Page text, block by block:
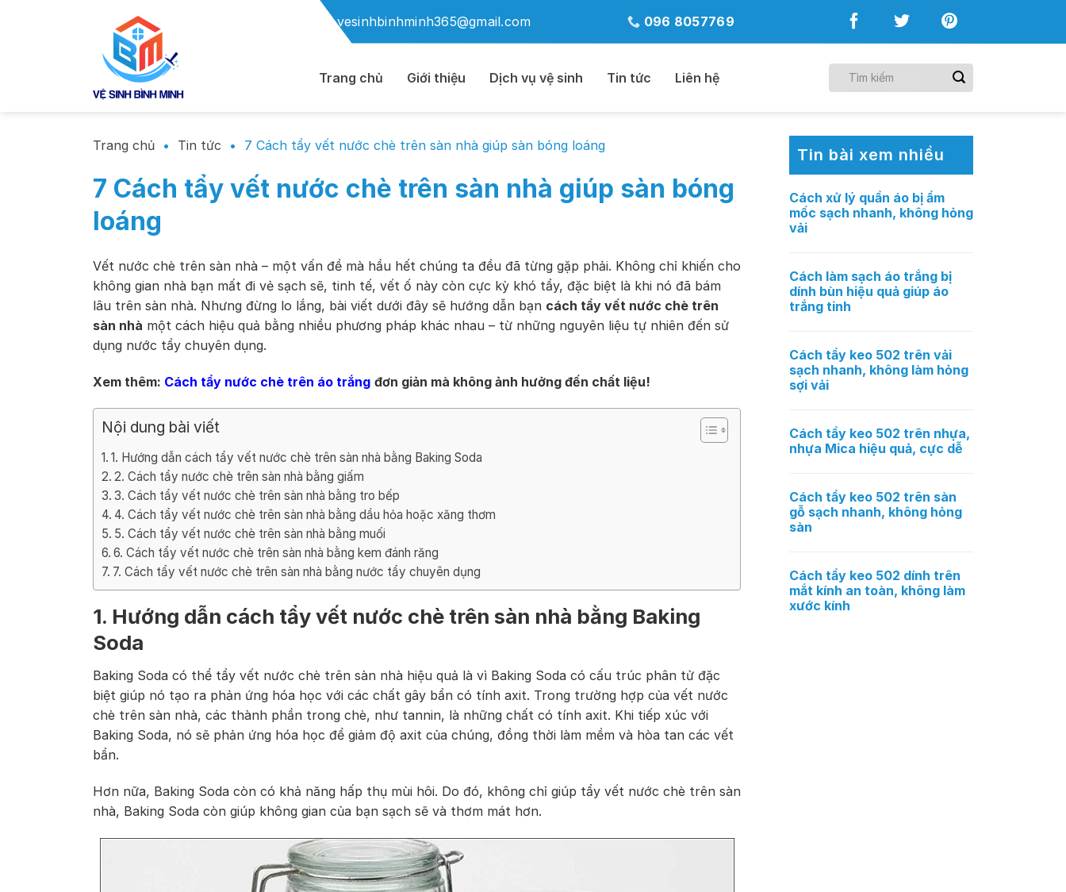
vesinhbinhminh365@gmail.com 096 8057769
Trang chủ Giới thiệu Dịch vụ vệ sinh Tin tức Liên hệ
Trang chủ • Tin tức • 7 Cách tẩy vết nước chè trên sàn nhà giúp sàn bóng loáng
7 Cách tẩy vết nước chè trên sàn nhà giúp sàn bóng
loáng
Vết nước chè trên sàn nhà – một vấn đề mà hầu hết chúng ta đều đã từng gặp phải. Không chỉ khiến cho
không gian nhà bạn mất đi vẻ sạch sẽ, tinh tế, vết ố này còn cực kỳ khó tẩy, đặc biệt là khi nó đã bám
lâu trên sàn nhà. Nhưng đừng lo lắng, bài viết dưới đây sẽ hướng dẫn bạn cách tẩy vết nước chè trên
sàn nhà một cách hiệu quả bằng nhiều phương pháp khác nhau – từ những nguyên liệu tự nhiên đến sử
dụng nước tẩy chuyên dụng.
Xem thêm: Cách tẩy nước chè trên áo trắng đơn giản mà không ảnh hưởng đến chất liệu!
Nội dung bài viết
1. Hướng dẫn cách tẩy vết nước chè trên sàn nhà bằng Baking Soda
2. Cách tẩy nước chè trên sàn nhà bằng giấm
3. Cách tẩy vết nước chè trên sàn nhà bằng tro bếp
4. Cách tẩy vết nước chè trên sàn nhà bằng dầu hỏa hoặc xăng thơm
5. Cách tẩy vết nước chè trên sàn nhà bằng muối
6. Cách tẩy vết nước chè trên sàn nhà bằng kem đánh răng
7. Cách tẩy vết nước chè trên sàn nhà bằng nước tẩy chuyên dụng
1. Hướng dẫn cách tẩy vết nước chè trên sàn nhà bằng Baking
Soda
Baking Soda có thể tẩy vết nước chè trên sàn nhà hiệu quả là vì Baking Soda có cấu trúc phân tử đặc
biệt giúp nó tạo ra phản ứng hóa học với các chất gây bẩn có tính axit. Trong trường hợp của vết nước
chè trên sàn nhà, các thành phần trong chè, như tannin, là những chất có tính axit. Khi tiếp xúc với
Baking Soda, nó sẽ phản ứng hóa học để giảm độ axit của chúng, đồng thời làm mềm và hòa tan các vết
bẩn.
Hơn nữa, Baking Soda còn có khả năng hấp thụ mùi hôi. Do đó, không chỉ giúp tẩy vết nước chè trên sàn
nhà, Baking Soda còn giúp không gian của bạn sạch sẽ và thơm mát hơn.
Tin bài xem nhiều
Cách xử lý quần áo bị ẩm
mốc sạch nhanh, không hỏng
vải
Cách làm sạch áo trắng bị
dính bùn hiệu quả giúp áo
trắng tinh
Cách tẩy keo 502 trên vải
sạch nhanh, không làm hỏng
sợi vải
Cách tẩy keo 502 trên nhựa,
nhựa Mica hiệu quả, cực dễ
Cách tẩy keo 502 trên sàn
gỗ sạch nhanh, không hỏng
sàn
Cách tẩy keo 502 dính trên
mắt kính an toàn, không làm
xước kính